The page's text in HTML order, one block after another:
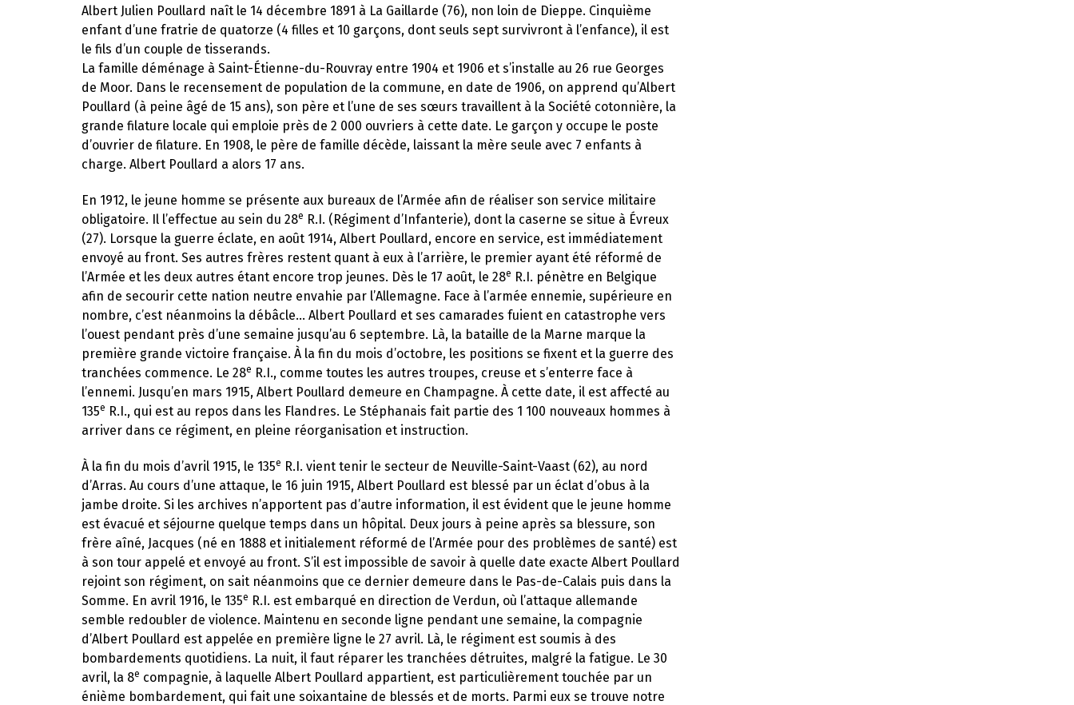
Albert Julien Poullard naît le 14 décembre 1891 à La Gaillarde (76), non loin de Dieppe. Cinquième
enfant d’une fratrie de quatorze (4 filles et 10 garçons, dont seuls sept survivront à l’enfance), il est
le fils d’un couple de tisserands.
La famille déménage à Saint-Étienne-du-Rouvray entre 1904 et 1906 et s’installe au 26 rue Georges
de Moor. Dans le recensement de population de la commune, en date de 1906, on apprend qu’Albert
Poullard (à peine âgé de 15 ans), son père et l’une de ses sœurs travaillent à la Société cotonnière, la
grande filature locale qui emploie près de 2 000 ouvriers à cette date. Le garçon y occupe le poste
d’ouvrier de filature. En 1908, le père de famille décède, laissant la mère seule avec 7 enfants à
charge. Albert Poullard a alors 17 ans.
En 1912, le jeune homme se présente aux bureaux de l’Armée afin de réaliser son service militaire
obligatoire. Il l’effectue au sein du 28e R.I. (Régiment d’Infanterie), dont la caserne se situe à Évreux
(27). Lorsque la guerre éclate, en août 1914, Albert Poullard, encore en service, est immédiatement
envoyé au front. Ses autres frères restent quant à eux à l’arrière, le premier ayant été réformé de
l’Armée et les deux autres étant encore trop jeunes. Dès le 17 août, le 28e R.I. pénètre en Belgique
afin de secourir cette nation neutre envahie par l’Allemagne. Face à l’armée ennemie, supérieure en
nombre, c’est néanmoins la débâcle… Albert Poullard et ses camarades fuient en catastrophe vers
l’ouest pendant près d’une semaine jusqu’au 6 septembre. Là, la bataille de la Marne marque la
première grande victoire française. À la fin du mois d’octobre, les positions se fixent et la guerre des
tranchées commence. Le 28e R.I., comme toutes les autres troupes, creuse et s’enterre face à
l’ennemi. Jusqu’en mars 1915, Albert Poullard demeure en Champagne. À cette date, il est affecté au
135e R.I., qui est au repos dans les Flandres. Le Stéphanais fait partie des 1 100 nouveaux hommes à
arriver dans ce régiment, en pleine réorganisation et instruction.
À la fin du mois d’avril 1915, le 135e R.I. vient tenir le secteur de Neuville-Saint-Vaast (62), au nord
d’Arras. Au cours d’une attaque, le 16 juin 1915, Albert Poullard est blessé par un éclat d’obus à la
jambe droite. Si les archives n’apportent pas d’autre information, il est évident que le jeune homme
est évacué et séjourne quelque temps dans un hôpital. Deux jours à peine après sa blessure, son
frère aîné, Jacques (né en 1888 et initialement réformé de l’Armée pour des problèmes de santé) est
à son tour appelé et envoyé au front. S’il est impossible de savoir à quelle date exacte Albert Poullard
rejoint son régiment, on sait néanmoins que ce dernier demeure dans le Pas-de-Calais puis dans la
Somme. En avril 1916, le 135e R.I. est embarqué en direction de Verdun, où l’attaque allemande
semble redoubler de violence. Maintenu en seconde ligne pendant une semaine, la compagnie
d’Albert Poullard est appelée en première ligne le 27 avril. Là, le régiment est soumis à des
bombardements quotidiens. La nuit, il faut réparer les tranchées détruites, malgré la fatigue. Le 30
avril, la 8e compagnie, à laquelle Albert Poullard appartient, est particulièrement touchée par un
énième bombardement, qui fait une soixantaine de blessés et de morts. Parmi eux se trouve notre